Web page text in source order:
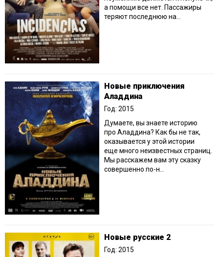
а помощи все нет. Пассажиры
теряют последнюю на...
Новые приключения
Аладдина
Год: 2015
Думаете, вы знаете историю
про Аладдина? Как бы не так,
оказывается у этой истории
еще много неизвестных страниц.
Мы расскажем вам эту сказку
совершенно по-н...
Новые русские 2
Год: 2015